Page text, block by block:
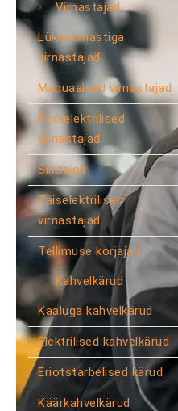
Virnastajad
Lükandmastiga
virnastajad
Manuaalsed virnastajad
Poolelektrilised
virnastajad
Siirdajad
Täiselektrilised
virnastajad
Tellimuse korjajad
Kahvelkärud
Kaaluga kahvelkärud
Elektrilised kahvelkärud
Eriotstarbelised kärud
Käärkahvelkärud